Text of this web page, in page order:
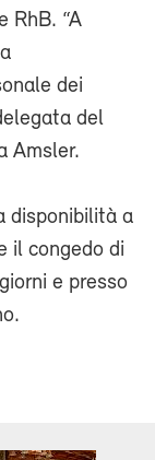
RhB. “A
dei
del
Amsler.
disponibilità a
il congedo di
e presso